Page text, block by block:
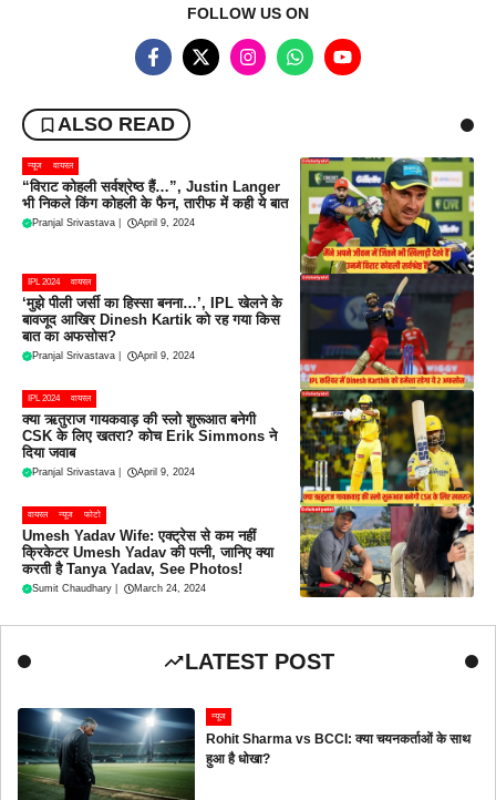
FOLLOW US ON
ALSO READ
न्यूज वायरल
“विराट कोहली सर्वश्रेष्ठ हैं…”, Justin Langer
भी निकले किंग कोहली के फैन, तारीफ में कही ये बात
Pranjal Srivastava April 9, 2024
IPL 2024 वायरल
‘मुझे पीली जर्सी का हिस्सा बनना…’, IPL खेलने के
बावजूद आखिर Dinesh Kartik को रह गया किस
बात का अफसोस?
Pranjal Srivastava April 9, 2024
IPL 2024 वायरल
क्या ऋतुराज गायकवाड़ की स्लो शुरूआत बनेगी
CSK के लिए खतरा? कोच Erik Simmons ने
दिया जवाब
Pranjal Srivastava April 9, 2024
वायरल न्यूज फोटो
Umesh Yadav Wife: एक्ट्रेस से कम नहीं
क्रिकेटर Umesh Yadav की पत्नी, जानिए क्या
करती है Tanya Yadav, See Photos!
Sumit Chaudhary March 24, 2024
LATEST POST
न्यूज
Rohit Sharma vs BCCI: क्या चयनकर्ताओं के साथ
हुआ है धोखा?